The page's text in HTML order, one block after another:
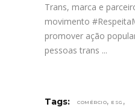
Trans, marca e
movimento
promover ação
pessoas trans
Tags: COMÉRCIO, ESG ,